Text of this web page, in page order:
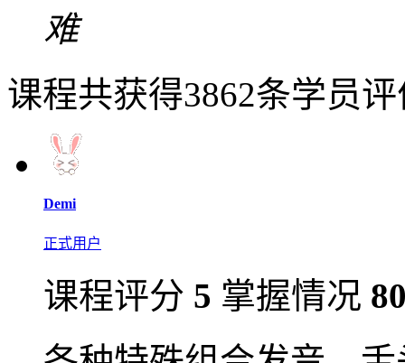
难
课程共获得3862条学员
Demi
正式用户
课程评分 5 掌握情况